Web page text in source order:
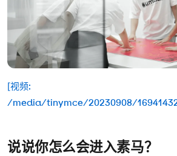
[视频:
/media/tinymce/20230908/
说说你怎么会进入素马？